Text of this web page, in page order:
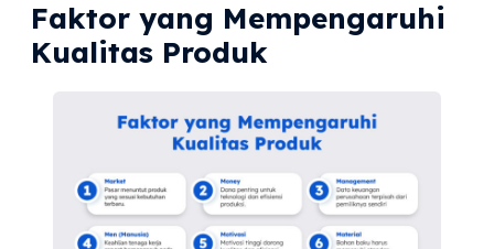
Faktor yang Mempengaruhi
Kualitas Produk